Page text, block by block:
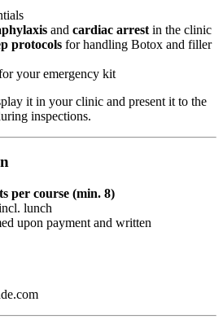
and cardiac arrest in the clinic
protocols for handling Botox and filler
your emergency kit
it in your clinic and present it to the
inspections.
per course (min. 8)
lunch
upon payment and written